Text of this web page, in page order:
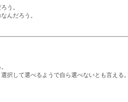
う。
んだろう。
択して選べるようで自ら選べないとも言える。